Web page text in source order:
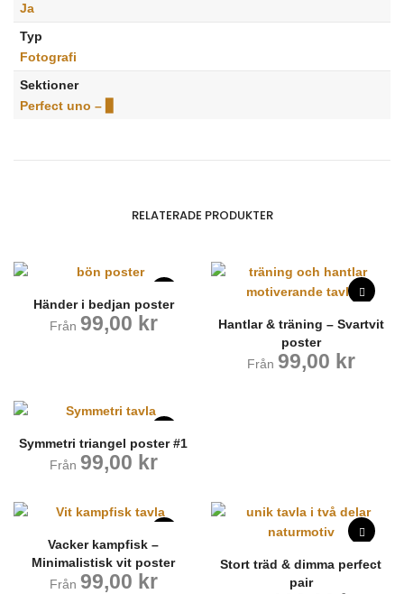
Ja
Typ
Fotografi
Sektioner
Perfect uno – ▊
RELATERADE PRODUKTER
Händer i bedjan poster
Från 99,00 kr
Hantlar & träning – Svartvit
poster
Från 99,00 kr
Symmetri triangel poster #1
Från 99,00 kr
Vacker kampfisk –
Minimalistisk vit poster
Från 99,00 kr
Stort träd & dimma perfect
pair